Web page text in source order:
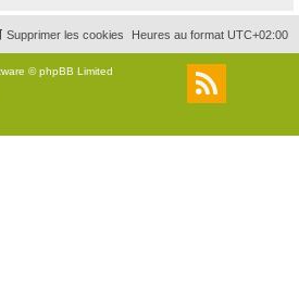
r
c
r
Heures au format UTC+02:00
Supprimer les cookies
© phpBB Limited